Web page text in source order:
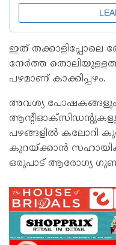
ഇത് തക്കാളിപ്പോലെ
നേർത്ത
പഴമാണ് കാക്കിപ്പഴം.
അവശ്യ
പഴങ്ങളിൽ കലോറി
കുറയ്ക്കാൻ
ഒരുപാട് ആരോഗ്യ